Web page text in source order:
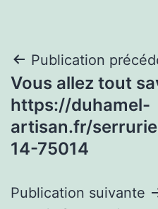
Navigation
de
l’article
Publication
Vous allez tout
https://duhamel-
artisan.fr/
14-75014
Publication suivante